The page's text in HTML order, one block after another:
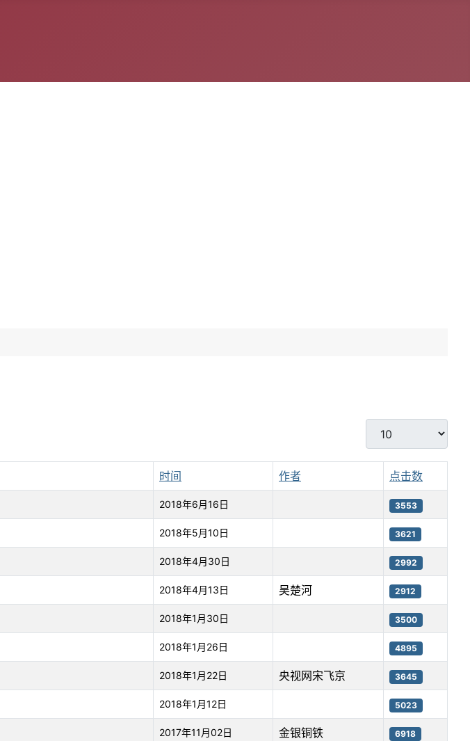
时间 作者 点击数
2018年6月16日 3553
2018年5月10日 3621
2018年4月30日 2992
2018年4月13日 吴楚河 2912
2018年1月30日 3500
2018年1月26日 4895
2018年1月22日 央视网宋飞京 3645
2018年1月12日 5023
2017年11月02日 金银铜铁 6918